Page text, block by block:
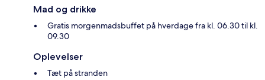
Mad og drikke
Gratis morgenmadsbuffet på hverdage fra kl. 06.30 til kl.
09.30
Oplevelser
Tæt på stranden